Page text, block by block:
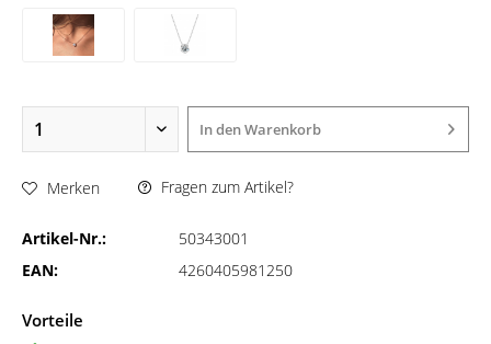
In denWarenkorb
Merken Fragen zum Artikel?
Artikel-Nr.:
50343001
EAN:
4260405981250
Vorteile